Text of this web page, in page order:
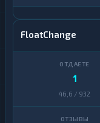
FloatChange
1
46,6 / 932